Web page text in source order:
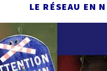
LE RÉSEAU EN